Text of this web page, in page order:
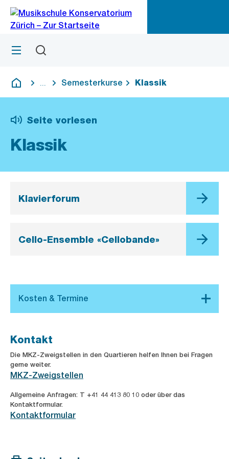
Navigation
Sprunglink
Menü
Deutsch
Blende alle Breadcrumbs ein
Semesterkurse Klassik
Seite vorlesen
Klassik
Klavierforum
Cello-Ensemble «Cellobande»
Kontakt
Die MKZ-Zweigstellen in den Quartieren helfen Ihnen bei Fragen
gerne weiter.
MKZ-Zweigstellen
Allgemeine Anfragen: T +41 44 413 80 10 oder über das
Kontaktformular.
Kontaktformular